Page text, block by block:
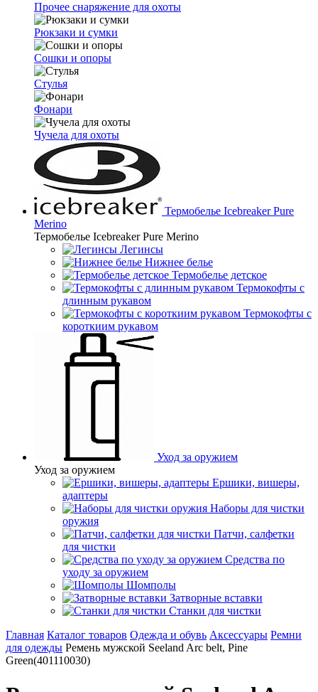
Прочее снаряжение для охоты
Рюкзаки и сумки
Сошки и опоры
Стулья
Фонари
Чучела для охоты
Термобелье Icebreaker Pure
Merino
Термобелье Icebreaker Pure Merino
Легинсы
Нижнее белье
Термобелье детское
Термокофты с
длинным рукавом
Термокофты с
короткиим рукавом
Уход за оружием
Уход за оружием
Ершики, вишеры,
адаптеры
Наборы для чистки
оружия
Патчи, салфетки
для чистки
Средства по
уходу за оружием
Шомполы
Затворные вставки
Станки для чистки
Главная Каталог товаров Одежда и обувь Аксессуары Ремни
для одежды Ремень мужской Seeland Arc belt, Pine
Green(401110030)